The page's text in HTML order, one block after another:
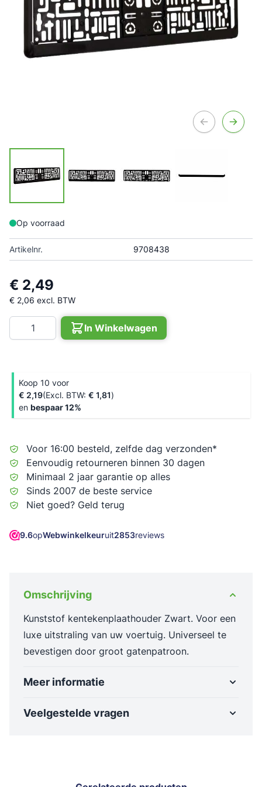
Op voorraad
Artikelnr. 9708438
€ 2,49
€ 2,06 excl. BTW
Aantal
In Winkelwagen
Koop 10 voor
€ 2,19
€ 1,81
en bespaar12%
Voor 16:00 besteld, zelfde dag verzonden*
Eenvoudig retourneren binnen 30 dagen
Minimaal 2 jaar garantie op alles
Sinds 2007 de beste service
Niet goed? Geld terug
9.6opWebwinkelkeuruit2853reviews
Omschrijving
Kunststof kentekenplaathouder Zwart. Voor een
luxe uitstraling van uw voertuig. Universeel te
bevestigen door groot gatenpatroon.
Meer informatie
Veelgestelde vragen